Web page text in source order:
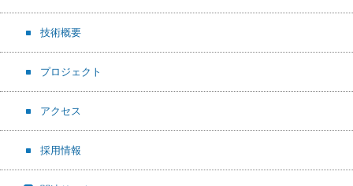
技術概要
プロジェクト
アクセス
採用情報